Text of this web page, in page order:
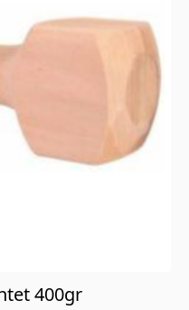
400gr